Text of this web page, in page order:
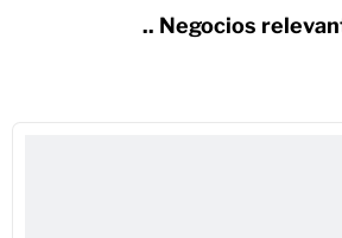
.. Negocios